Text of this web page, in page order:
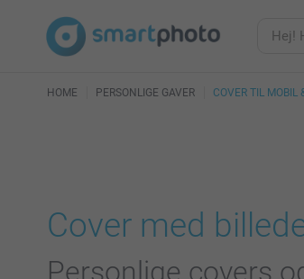
HOME PERSONLIGE GAVER COVER TIL MOBIL
Cover med
Personlige covers